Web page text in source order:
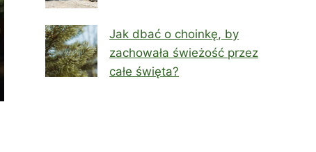
Jak dbać o choinkę, by
zachowała świeżość przez
całe święta?